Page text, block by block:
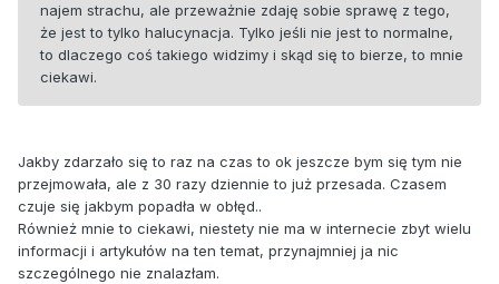
najem strachu, ale przeważnie zdaję sobie sprawę z tego,
że jest to tylko halucynacja. Tylko jeśli nie jest to normalne,
to dlaczego coś takiego widzimy i skąd się to bierze, to mnie
ciekawi.
Jakby zdarzało się to raz na czas to ok jeszcze bym się tym nie
przejmowała, ale z 30 razy dziennie to już przesada. Czasem
czuje się jakbym popadła w obłęd..
Również mnie to ciekawi, niestety nie ma w internecie zbyt wielu
informacji i artykułów na ten temat, przynajmniej ja nic
szczególnego nie znalazłam.